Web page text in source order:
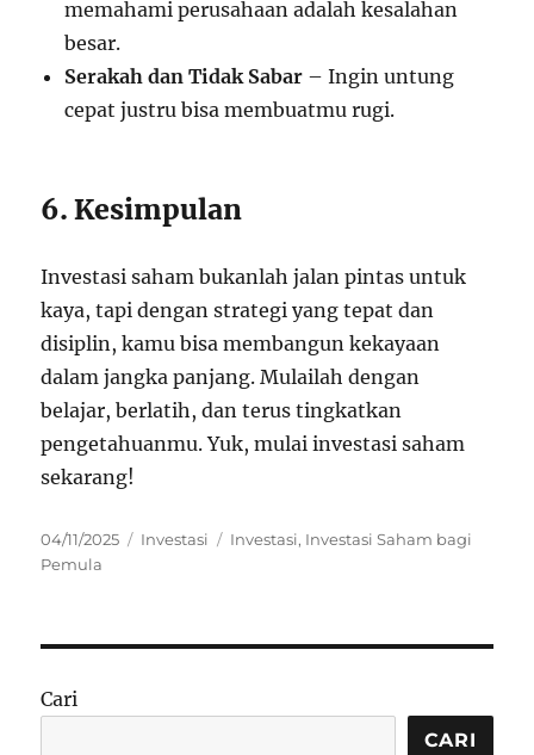
memahami perusahaan adalah kesalahan
besar.
Serakah dan Tidak Sabar – Ingin untung
cepat justru bisa membuatmu rugi.
6. Kesimpulan
Investasi saham bukanlah jalan pintas untuk
kaya, tapi dengan strategi yang tepat dan
disiplin, kamu bisa membangun kekayaan
dalam jangka panjang. Mulailah dengan
belajar, berlatih, dan terus tingkatkan
pengetahuanmu. Yuk, mulai investasi saham
sekarang!
Posted
on
04/11/2025 Categories
Investasi Tags
Investasi, Investasi Saham bagi
Pemula
Cari
CARI